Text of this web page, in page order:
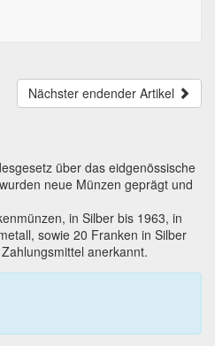
Nächster endender Artikel
über das eidgenössische
neue Münzen geprägt und
in Silber bis 1963, in
sowie 20 Franken in Silber
anerkannt.